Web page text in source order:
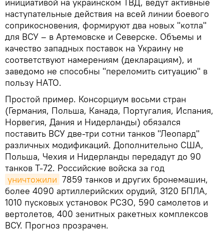
наступательные действия на всей линии боевого
соприкосновения, формируют два новых "котла"
для ВСУ – в Артемовске и Северске. Объемы и
качество западных поставок на Украину не
соответствуют намерениям (декларациям), и
заведомо не способны "переломить ситуацию" в
пользу НАТО.
Простой пример. Консорциум восьми стран
(Германия, Польша, Канада, Португалия, Испания,
Норвегия, Дания и Нидерланды) обязался
поставить ВСУ две-три сотни танков "Леопард"
различных модификаций. Дополнительно США,
Польша, Чехия и Нидерланды передадут до 90
танков Т-72. Российские войска за год
уничтожили 7859 танков и других бронемашин,
более 4090 артиллерийских орудий, 3120 БПЛА,
1010 пусковых установок РСЗО, 590 самолетов и
вертолетов, 400 зенитных ракетных комплексов
ВСУ. Прогноз прозрачен.